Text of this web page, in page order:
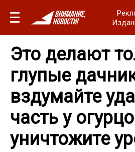
Это делают
глупые
вздумайте
часть у
уничтожите